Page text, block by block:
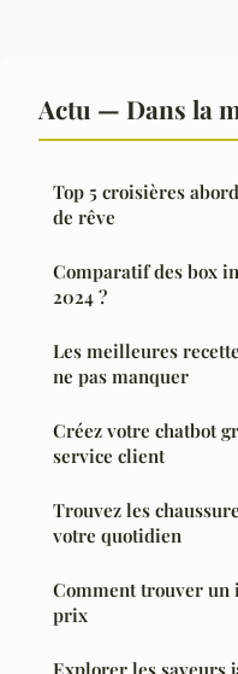
Actu — Dans la
Top 5 croisières
de rêve
Comparatif des box
2024 ?
Les meilleures
ne pas manquer
Créez votre chatbot
service client
Trouvez les
votre quotidien
Comment trouver un
prix